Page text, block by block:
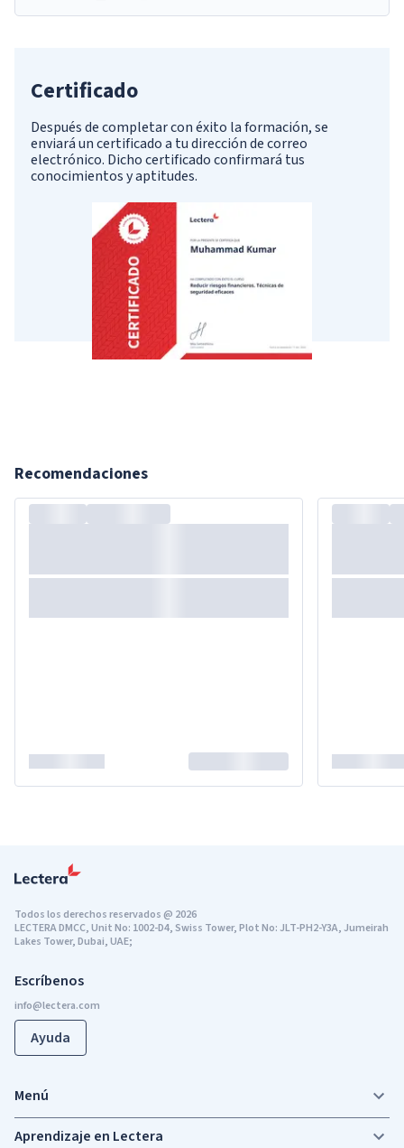
Certificado
Después de completar con éxito la formación, se
enviará un certificado a tu dirección de correo
electrónico. Dicho certificado confirmará tus
conocimientos y aptitudes.
Recomendaciones
Escríbenos
Ayuda
Todos los derechos reservados@ 2026
LECTERA DMCC, Unit No: 1002-D4, Swiss Tower, Plot No: JLT-PH2-Y3A, Jumeirah
Lakes Tower, Dubai, UAE;
Menú
Aprendizaje en Lectera